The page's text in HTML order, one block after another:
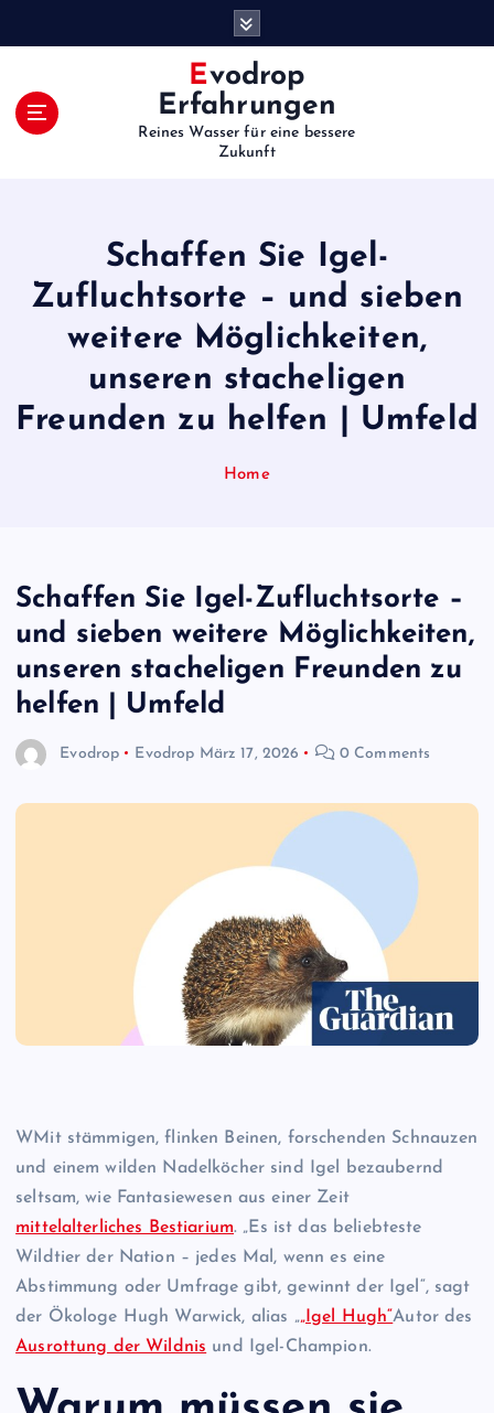
Evodrop
Erfahrungen
Reines Wasser für eine bessere
Zukunft
Schaffen Sie Igel-
Zufluchtsorte – und sieben
weitere Möglichkeiten,
unseren stacheligen
Freunden zu helfen | Umfeld
Home
Schaffen Sie Igel-Zufluchtsorte –
und sieben weitere Möglichkeiten,
unseren stacheligen Freunden zu
helfen | Umfeld
Evodrop Evodrop März 17, 2026 0 Comments
WMit stämmigen, flinken Beinen, forschenden Schnauzen
und einem wilden Nadelköcher sind Igel bezaubernd
seltsam, wie Fantasiewesen aus einer Zeit
mittelalterliches Bestiarium. „Es ist das beliebteste
Wildtier der Nation – jedes Mal, wenn es eine
Abstimmung oder Umfrage gibt, gewinnt der Igel“, sagt
der Ökologe Hugh Warwick, alias „„Igel Hugh“Autor des
Ausrottung der Wildnis und Igel-Champion.